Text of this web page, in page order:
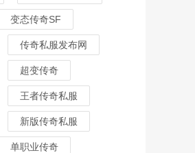
变态传奇SF
传奇私服发布网
超变传奇
王者传奇私服
新版传奇私服
单职业传奇